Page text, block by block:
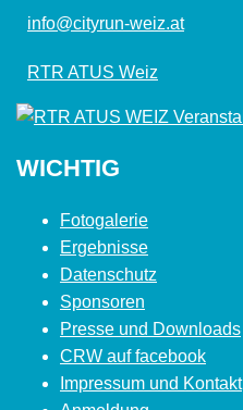
info@cityrun-weiz.at
RTR ATUS Weiz
WICHTIG
Fotogalerie
Ergebnisse
Datenschutz
Sponsoren
Presse und Downloads
CRW auf facebook
Impressum und Kontakt